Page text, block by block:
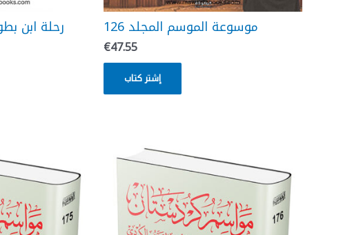
28 – رحلة موسوعة الموسم المجلد 126
€47.55
إشتر كتاب